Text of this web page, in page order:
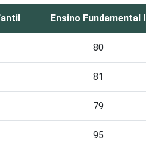
Ensino Fundamental I
80
81
79
95